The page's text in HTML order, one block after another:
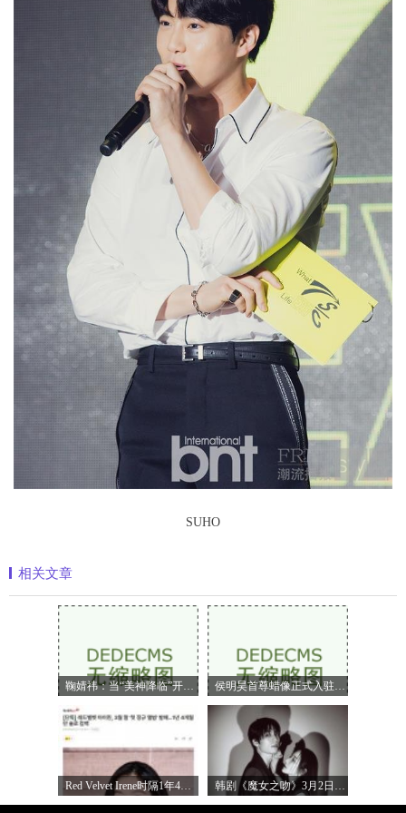
SUHO
相关文章
鞠婧祎：当“美神降临”开始定义嗅觉美 侯明昊首尊蜡像正式入驻上海杜莎夫人蜡
Red Velvet Irene时隔1年4个月携正规专辑回归 韩剧《魔女之吻》3月2日首播 朴敏英魏嘏